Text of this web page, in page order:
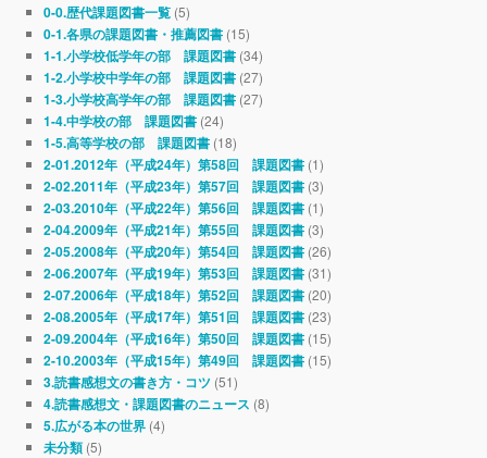
0-0.歴代課題図書一覧(5)
0-1.各県の課題図書・推薦図書(15)
1-1.小学校低学年の部 課題図書(34)
1-2.小学校中学年の部 課題図書(27)
1-3.小学校高学年の部 課題図書(27)
1-4.中学校の部 課題図書(24)
1-5.高等学校の部 課題図書(18)
2-01.2012年（平成24年）第58回 課題図書(1)
2-02.2011年（平成23年）第57回 課題図書(3)
2-03.2010年（平成22年）第56回 課題図書(1)
2-04.2009年（平成21年）第55回 課題図書(3)
2-05.2008年（平成20年）第54回 課題図書(26)
2-06.2007年（平成19年）第53回 課題図書(31)
2-07.2006年（平成18年）第52回 課題図書(20)
2-08.2005年（平成17年）第51回 課題図書(23)
2-09.2004年（平成16年）第50回 課題図書(15)
2-10.2003年（平成15年）第49回 課題図書(15)
3.読書感想文の書き方・コツ (51)
4.読書感想文・課題図書のニュース (8)
5.広がる本の世界(4)
未分類(5)